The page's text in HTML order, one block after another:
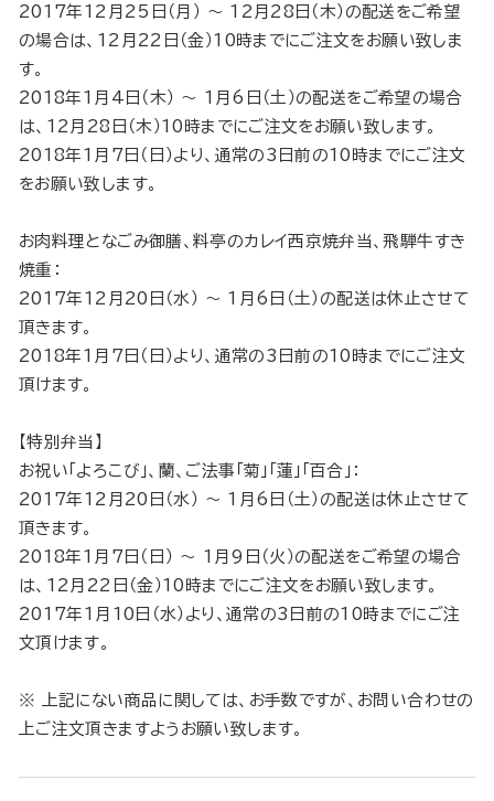
2017年12月25日（月） 〜 12月28日（木）の配送をご希望
の場合は、12月22日（金）10時までにご注文をお願い致しま
す。
2018年1月4日（木） 〜 1月6日（土）の配送をご希望の場合
は、12月28日（木）10時までにご注文をお願い致します。
2018年1月7日（日）より、通常の3日前の10時までにご注文
をお願い致します。
お肉料理となごみ御膳、料亭のカレイ西京焼弁当、飛騨牛すき
焼重：
2017年12月20日（水） 〜 1月6日（土）の配送は休止させて
頂きます。
2018年1月7日（日）より、通常の3日前の10時までにご注文
頂けます。
【特別弁当】
お祝い「よろこび」、蘭、ご法事「菊」「蓮」「百合」：
2017年12月20日（水） 〜 1月6日（土）の配送は休止させて
頂きます。
2018年1月7日（日） 〜 1月9日（火）の配送をご希望の場合
は、12月22日（金）10時までにご注文をお願い致します。
2017年1月10日（水）より、通常の3日前の10時までにご注
文頂けます。
※ 上記にない商品に関しては、お手数ですが、お問い合わせの
上ご注文頂きますようお願い致します。